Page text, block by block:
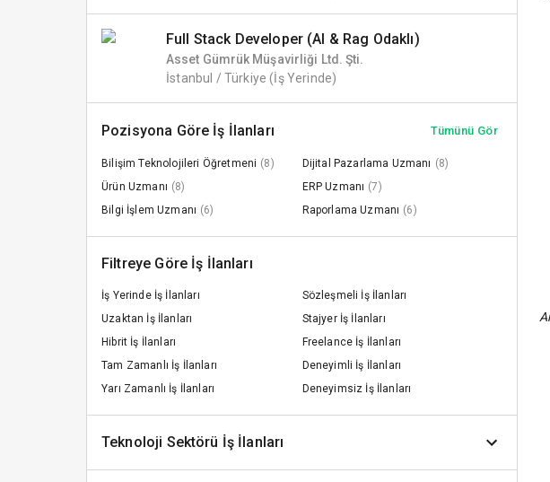
Full Stack Developer (AI & Rag Odaklı)
Asset Gümrük Müşavirliği Ltd. Şti.
İstanbul / Türkiye(İş Yerinde)
Pozisyona Göre İş İlanları Tümünü Gör
Bilişim Teknolojileri Öğretmeni (8) Dijital Pazarlama Uzmanı (8)
Ürün Uzmanı (8) ERP Uzmanı (7)
Bilgi İşlem Uzmanı (6) Raporlama Uzmanı (6)
Filtreye Göre İş İlanları
İş Yerinde İş İlanları
Sözleşmeli İş İlanları
Uzaktan İş İlanları
Stajyer İş İlanları
Hibrit İş İlanları
Freelance İş İlanları
Tam Zamanlı İş İlanları
Deneyimli İş İlanları
Yarı Zamanlı İş İlanları
Deneyimsiz İş İlanları
Teknoloji Sektörü İş İlanları